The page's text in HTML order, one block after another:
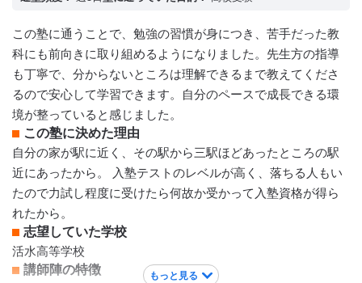
一教室の生徒の学力レベルのバランスの取れた構成になって
いる
保護者への連絡手段
電話連絡 / メール連絡
アクセス・周りの環境
都心部で夜も明るく人通りも多い
この塾に通うことで、勉強の習慣が身につき、苦手だった教
科にも前向きに取り組めるようになりました。先生方の指導
も丁寧で、分からないところは理解できるまで教えてくださ
るので安心して学習できます。自分のペースで成長できる環
境が整っていると感じました。
この塾に決めた理由
自分の家が駅に近く、その駅から三駅ほどあったところの駅
近にあったから。 入塾テストのレベルが高く、落ちる人もい
たので力試し程度に受けたら何故か受かって入塾資格が得ら
れたから。
志望していた学校
活水高等学校
講師陣の特徴 もっと見る